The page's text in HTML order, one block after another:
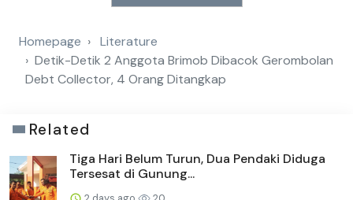
Homepage
Literature
Detik-Detik 2 Anggota Brimob Dibacok Gerombolan
Debt Collector, 4 Orang Ditangkap
Related
Tiga Hari Belum Turun, Dua Pendaki Diduga
Tersesat di Gunung...